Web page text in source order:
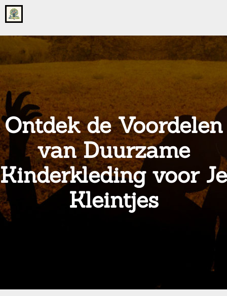
Go
to
home
onsgrotegezin.nl
Ontdek de Voordelen
van Duurzame
Kinderkleding voor Je
Kleintjes